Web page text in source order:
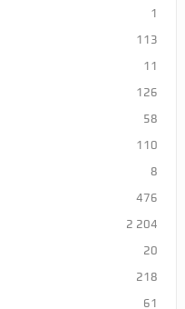
1
113
11
126
58
110
8
476
2 204
20
218
61